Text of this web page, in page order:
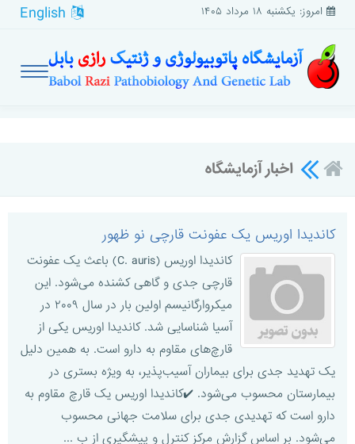
امروز: یکشنبه ۱۸ مرداد ۱۴۰۵
اخبار آزمایشگاه
کاندیدا اوریس یک عفونت قارچی نو ظهور
کاندیدا اوریس (C. auris) باعث یک عفونت
قارچی جدی و گاهی کشنده می‌شود. این
میکروارگانیسم اولین بار در سال ۲۰۰۹ در
آسیا شناسایی شد. کاندیدا اوریس یکی از
قارچ‌های مقاوم به دارو است. به همین دلیل
یک تهدید جدی برای بیماران آسیب‌پذیر، به ویژه بستری در
بیمارستان محسوب می‌شود. ✔️کاندیدا اوریس یک قارچ مقاوم به
دارو است که تهدیدی جدی برای سلامت جهانی محسوب
می‌شود. بر اساس گزارش مرکز کنترل و پیشگیری از ب ...